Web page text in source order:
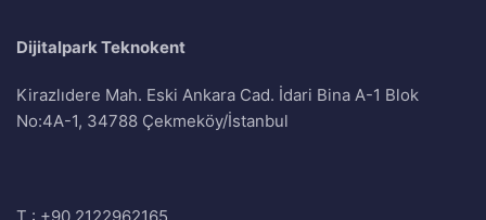
Dijitalpark Teknokent
Kirazlıdere Mah. Eski Ankara Cad. İdari Bina A-1 Blok
No:4A-1, 34788 Çekmeköy/İstanbul